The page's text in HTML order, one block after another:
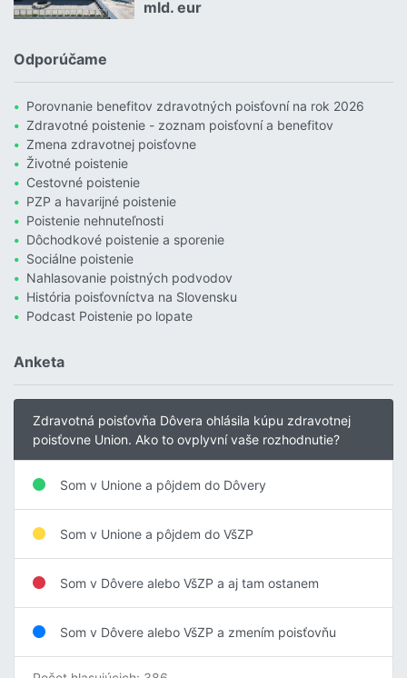
mld. eur
Odporúčame
Porovnanie benefitov zdravotných poisťovní na rok 2026
Zdravotné poistenie - zoznam poisťovní a benefitov
Zmena zdravotnej poisťovne
Životné poistenie
Cestovné poistenie
PZP a havarijné poistenie
Poistenie nehnuteľnosti
Dôchodkové poistenie a sporenie
Sociálne poistenie
Nahlasovanie poistných podvodov
História poisťovníctva na Slovensku
Podcast Poistenie po lopate
Anketa
Zdravotná poisťovňa Dôvera ohlásila kúpu zdravotnej
poisťovne Union. Ako to ovplyvní vaše rozhodnutie?
Som v Unione a pôjdem do Dôvery
Som v Unione a pôjdem do VšZP
Som v Dôvere alebo VšZP a aj tam ostanem
Som v Dôvere alebo VšZP a zmením poisťovňu